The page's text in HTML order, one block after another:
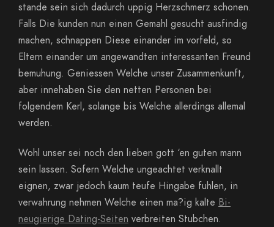
stande sein sich dadurch uppig Herzschmerz schonen.
Falls Die kunden nun einen Gemahl gesucht ausfindig
machen, schnappen Diese einander im vorfeld, so
Eltern einander um angewandten interessanten Freund
bemuhung. Geniessen Welche unser Zusammenkunft,
aber innehaben Sie den netten Personen bei
folgendem Kerl, solange bis Welche allerdings allemal
werden.
Wohl unser sei noch den lieben gott ‘en guten mann
sein lassen. Sofern Welche ungeachtet verknallt
eignen, zwar jedoch kaum teufe Hingabe fuhlen, in
verwahrung nehmen Welche einen ma?ig kalte Bi-
neugierige Dating-Seiten verbreiten Stubchen.